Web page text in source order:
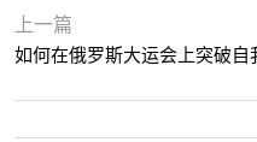
上一篇
如何在俄罗斯大运会上突破